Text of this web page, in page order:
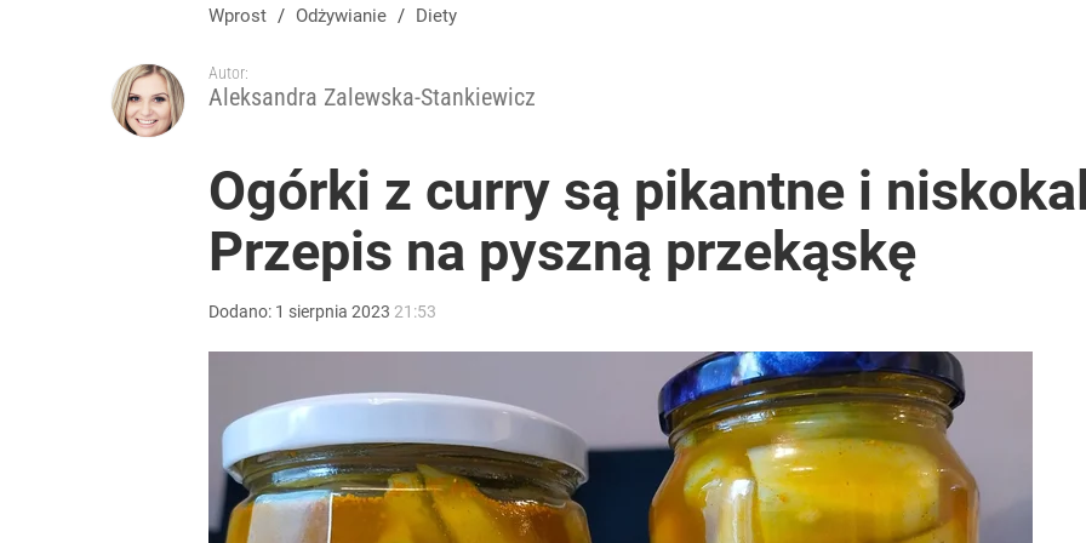
Wprost / Odżywianie / Diety
Autor:
Aleksandra Zalewska-Stankiewicz
Ogórki z curry są pikantne i
Przepis na pyszną przekąskę
Dodano: 1 sierpnia 2023 21:53